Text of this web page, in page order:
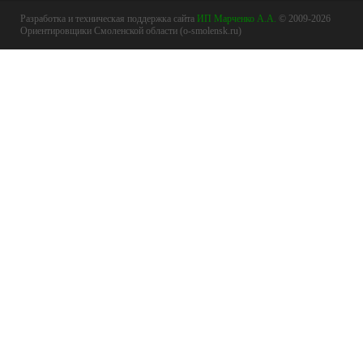
Разработка и техническая поддержка сайта ИП Марченко А.А. © 2009-2026
Ориентировщики Смоленской области (o-smolensk.ru)